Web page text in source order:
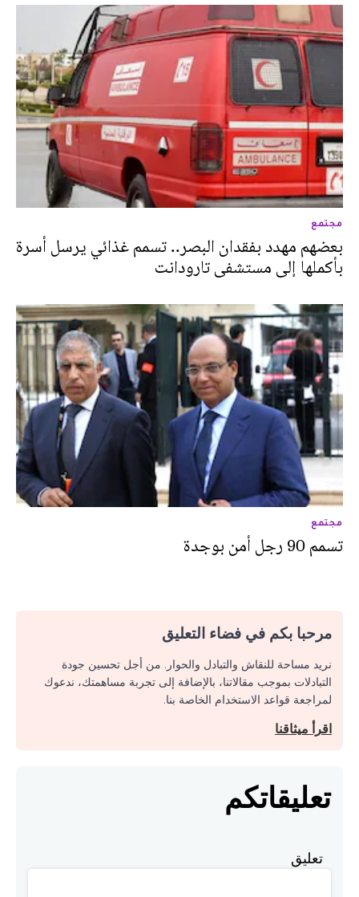
مجتمع
بعضهم مهدد بفقدان البصر.. تسمم غذائي يرسل أسرة
بأكملها إلى مستشفى تارودانت
مجتمع
تسمم 90 رجل أمن بوجدة
مرحبا بكم في فضاء التعليق
نريد مساحة للنقاش والتبادل والحوار. من أجل تحسين جودة
التبادلات بموجب مقالاتنا، بالإضافة إلى تجربة مساهمتك، ندعوك
لمراجعة قواعد الاستخدام الخاصة بنا.
اقرأ ميثاقنا
تعليقاتكم
تعليق